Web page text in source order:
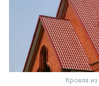
Кровля